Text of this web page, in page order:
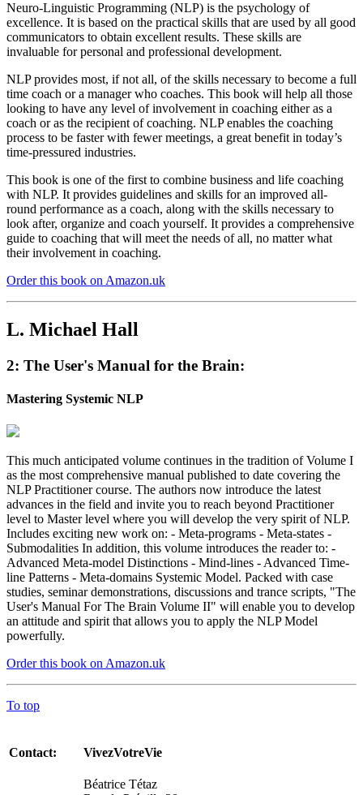
Neuro-Linguistic Programming (NLP) is the psychology of
excellence. It is based on the practical skills that are used by all good
communicators to obtain excellent results. These skills are
invaluable for personal and professional development.
NLP provides most, if not all, of the skills necessary to become a full
time coach or a manager who coaches. This book will help all those
looking to have any level of involvement in coaching either as a
coach or as the recipient of coaching. NLP enables the coaching
process to be faster with fewer meetings, a great benefit in today’s
time-pressured industries.
This book is one of the first to combine business and life coaching
with NLP. It provides guidelines and skills for an improved all-
round performance as a coach, along with the skills necessary to
look after, organize and coach yourself. It provides a comprehensive
guide to coaching that will meet the needs of all, no matter what
their involvement in coaching.
Order this book on Amazon.uk
L. Michael Hall
2: The User's Manual for the Brain:
Mastering Systemic NLP
This much anticipated volume continues in the tradition of Volume I
as the most comprehensive manual published to date covering the
NLP Practitioner course. The authors now introduce the latest
advances in the field and invite you to reach beyond Practitioner
level to Master level where you will develop the very spirit of NLP.
Includes exciting new work on: - Meta-programs - Meta-states -
Submodalities In addition, this volume introduces the reader to: -
Advanced Meta-model Distinctions - Mind-lines - Advanced Time-
line Patterns - Meta-domains Systemic Model. Packed with case
studies, seminar demonstrations, discussions and trance scripts, "The
User's Manual For The Brain Volume II" will enable you to develop
an attitude and spirit that allows you to apply the NLP Model
powerfully.
Order this book on Amazon.uk
To top
Contact: VivezVotreVie
Béatrice Tétaz